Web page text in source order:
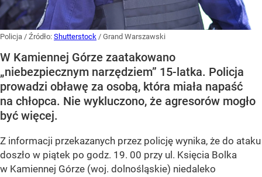
Policja / Źródło: Shutterstock / Grand Warszawski
W Kamiennej Górze zaatakowano
„niebezpiecznym narzędziem” 15-latka. Policja
prowadzi obławę za osobą, która miała napaść
na chłopca. Nie wykluczono, że agresorów mogło
być więcej.
Z informacji przekazanych przez policję wynika, że do ataku
doszło w piątek po godz. 19. 00 przy ul. Księcia Bolka
w Kamiennej Górze (woj. dolnośląskie) niedaleko